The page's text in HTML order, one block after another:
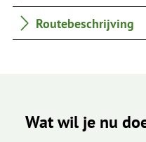
Routebeschrijving
Wat wil je nu